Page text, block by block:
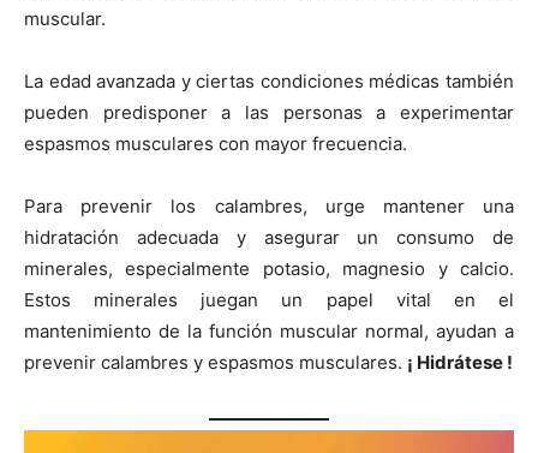
muscular.
La edad avanzada y ciertas condiciones médicas también
pueden predisponer a las personas a experimentar
espasmos musculares con mayor frecuencia.
Para prevenir los calambres, urge mantener una
hidratación adecuada y asegurar un consumo de
minerales, especialmente potasio, magnesio y calcio.
Estos minerales juegan un papel vital en el
mantenimiento de la función muscular normal, ayudan a
prevenir calambres y espasmos musculares. ¡ Hidrátese !